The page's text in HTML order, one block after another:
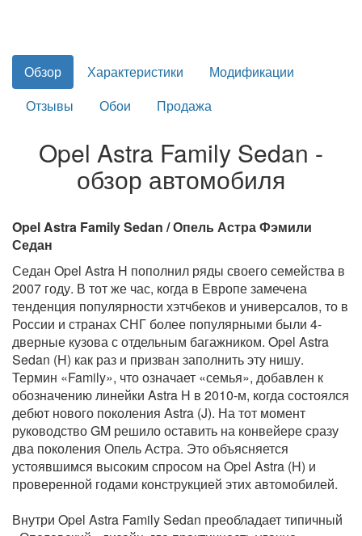
Обзор Характеристики
Модификации
Отзывы
Обои Продажа
Opel Astra Family Sedan -
обзор автомобиля
Opel Astra Family Sedan / Опель Астра Фэмили
Седан
Седан Opel Astra H пополнил ряды своего семейства в
2007 году. В тот же час, когда в Европе замечена
тенденция популярности хэтчбеков и универсалов, то в
России и странах СНГ более популярными были 4-
дверные кузова с отдельным багажником. Opel Astra
Sedan (H) как раз и призван заполнить эту нишу.
Термин «Family», что означает «семья», добавлен к
обозначению линейки Astra H в 2010-м, когда состоялся
дебют нового поколения Astra (J). На тот момент
руководство GM решило оставить на конвейере сразу
два поколения Опель Астра. Это объясняется
устоявшимся высоким спросом на Opel Astra (H) и
проверенной годами конструкцией этих автомобилей.
Внутри Opel Astra Family Sedan преобладает типичный